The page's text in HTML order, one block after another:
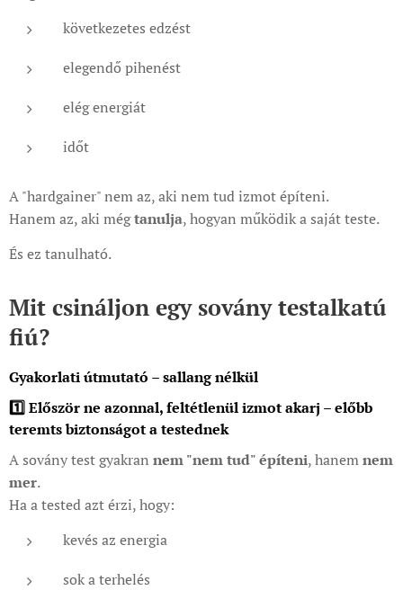
következetes edzést
elegendő pihenést
elég energiát
időt
A "hardgainer" nem az, aki nem tud izmot építeni.
Hanem az, aki mégtanulja, hogyan működik a saját teste.
És ez tanulható.
Mit csináljon egy sovány testalkatú
fiú?
Gyakorlati útmutató – sallang nélkül
1️⃣ Először ne azonnal, feltétlenül izmot akarj – előbb
teremts biztonságot a testednek
A sovány test gyakran nem "nem tud" építeni, hanemnem
mer.
Ha a tested azt érzi, hogy:
kevés az energia
sok a terhelés